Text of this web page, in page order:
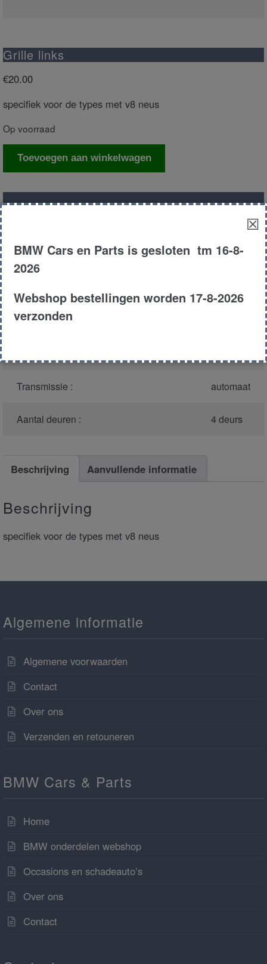
Grille links
€20.00
specifiek voor de types met v8 neus
Op voorraad
GrilleToevoegen aan winkelwagen
Productnummer(graag melden bij
1311
Model : E34
Type :
Transmissie : automaat
Aantal deuren : 4 deurs
Beschrijving Aanvullende informatie
Beschrijving
specifiek voor de types met v8 neus
Algemene informatie
Algemene voorwaarden
Contact
Over ons
Verzenden en retouneren
BMW Cars & Parts
Home
BMW onderdelen webshop
Occasions en schadeauto’s
Over ons
Contact
☒
BMW Cars en Parts is gesloten tm 16-8-
2026
Webshop bestellingen worden 17-8-2026
verzonden